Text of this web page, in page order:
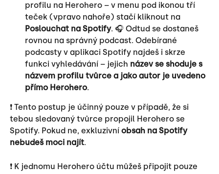
profilu na Herohero – v menu pod ikonou tří
teček (vpravo nahoře) stačí kliknout na
Poslouchat na Spotify. 🎧 Odtud se dostaneš
rovnou na správný podcast. Odebírané
podcasty v aplikaci Spotify najdeš i skrze
funkci vyhledávání – jejich název se shoduje s
názvem profilu tvůrce a jako autor je uvedeno
přímo Herohero.
❗️ Tento postup je účinný pouze v případě, že si
tebou sledovaný tvůrce propojil Herohero se
Spotify. Pokud ne, exkluzivní obsah na Spotify
nebudeš moci najít.
❗️ K jednomu Herohero účtu můžeš připojit pouze